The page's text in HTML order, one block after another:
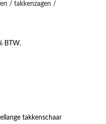
/ takkenzagen /
BTW.
takkenschaar